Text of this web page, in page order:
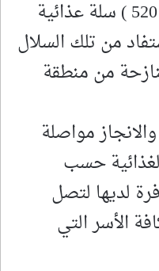
جنود يافع ) توزع اليوم ( 520 ) سلة عذائية
من تلك السلال
النازحة من منطقة
مواصلة
حسب
لديها لتصل
الأسر التي